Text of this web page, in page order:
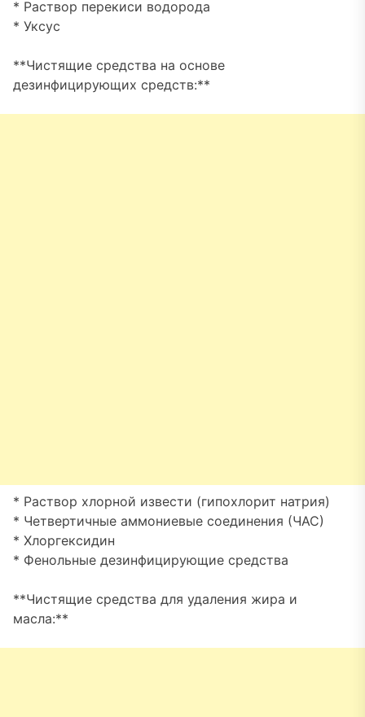
* Раствор перекиси водорода
* Уксус
**Чистящие средства на основе
дезинфицирующих средств:**
* Раствор хлорной извести (гипохлорит натрия)
* Четвертичные аммониевые соединения (ЧАС)
* Хлоргексидин
* Фенольные дезинфицирующие средства
**Чистящие средства для удаления жира и
масла:**